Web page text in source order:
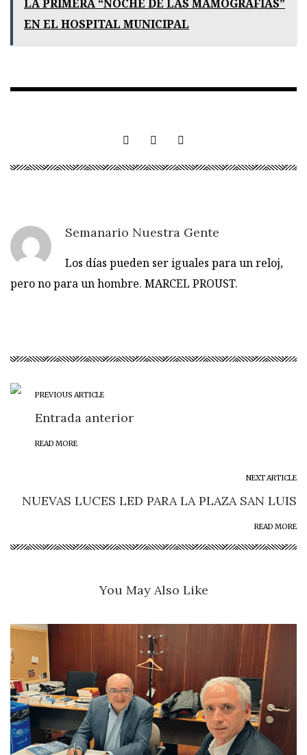
LA PRIMERA “NOCHE DE LAS MAMOGRAFÍAS”
EN EL HOSPITAL MUNICIPAL
Semanario Nuestra Gente
Los días pueden ser iguales para un reloj,
pero no para un hombre. MARCEL PROUST.
PREVIOUS ARTICLE
Entrada anterior
READ MORE
NEXT ARTICLE
NUEVAS LUCES LED PARA LA PLAZA SAN LUIS
READ MORE
You May Also Like